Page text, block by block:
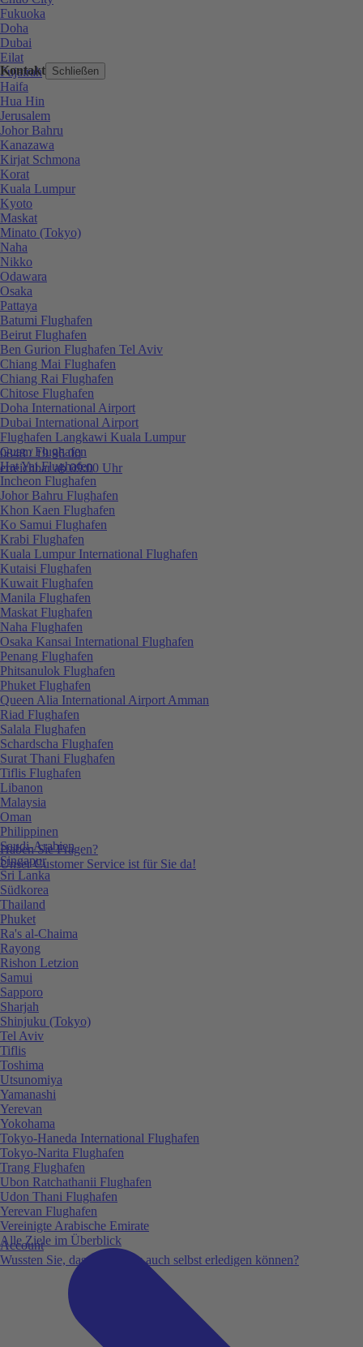
Kontakt Schließen
0848 / 19 96 00
erreichbar ab 09:00 Uhr
Haben Sie Fragen?
Unser Customer Service ist für Sie da!
Account
Wussten Sie, dass Sie vieles auch selbst erledigen können?
Fukuoka
Doha
Dubai
Eilat
Fujairah
Haifa
Hua Hin
Jerusalem
Johor Bahru
Kanazawa
Kirjat Schmona
Korat
Kuala Lumpur
Kyoto
Maskat
Minato (Tokyo)
Naha
Nikko
Odawara
Osaka
Pattaya
Batumi Flughafen
Beirut Flughafen
Ben Gurion Flughafen Tel Aviv
Chiang Mai Flughafen
Chiang Rai Flughafen
Chitose Flughafen
Doha International Airport
Dubai International Airport
Flughafen Langkawi Kuala Lumpur
Guam Flughafen
Hat Yai Flughafen
Incheon Flughafen
Johor Bahru Flughafen
Khon Kaen Flughafen
Ko Samui Flughafen
Krabi Flughafen
Kuala Lumpur International Flughafen
Kutaisi Flughafen
Kuwait Flughafen
Manila Flughafen
Maskat Flughafen
Naha Flughafen
Osaka Kansai International Flughafen
Penang Flughafen
Phitsanulok Flughafen
Phuket Flughafen
Queen Alia International Airport Amman
Riad Flughafen
Salala Flughafen
Schardscha Flughafen
Surat Thani Flughafen
Tiflis Flughafen
Libanon
Malaysia
Oman
Philippinen
Saudi-Arabien
Singapur
Sri Lanka
Südkorea
Thailand
Phuket
Ra's al-Chaima
Rayong
Rishon Letzion
Samui
Sapporo
Sharjah
Shinjuku (Tokyo)
Tel Aviv
Tiflis
Toshima
Utsunomiya
Yamanashi
Yerevan
Yokohama
Tokyo-Haneda International Flughafen
Tokyo-Narita Flughafen
Trang Flughafen
Ubon Ratchathanii Flughafen
Udon Thani Flughafen
Yerevan Flughafen
Vereinigte Arabische Emirate
Alle Ziele im Überblick